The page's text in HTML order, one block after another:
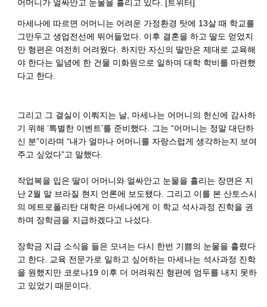
어머니가 얼싸안고 눈물을 흘리고 있다. [트위터]
마세나에 따르면 어머니는 어려운 가정환경 탓에 13살 때 학교를
그만두고 생업전선에 뛰어들었다. 이후 결혼을 하고 딸도 얻었지
만 형편은 여전히 어려웠다. 하지만 자신의 딸만은 제대로 교육해
야 한다는 일념에 한 건물 미화원으로 일하며 대학 학비를 마련했
다고 한다.
그리고 그 결실이 이뤄지는 날, 마세나는 어머니의 헌신에 감사하
기 위해 ‘특별한 이벤트’를 준비했다. 그는 “어머니는 정말 대단하
신 분”이라며 “내가 얼마나 어머니를 자랑스럽게 생각하는지 보여
주고 싶었다”고 말했다.
작업복을 입은 딸이 어머니와 얼싸안고 눈물을 흘리는 장면은 지
난 2월 말 브라질 현지 언론에 보도됐다. 그리고 이를 본 산토스시
의 메트로폴리탄 대학은 마세나에게 이 학교 석사과정 진학을 권
하며 장학금을 지급하겠다고 나섰다.
장학금 지급 소식을 들은 모녀는 다시 한번 기쁨의 눈물을 흘렸다
고 한다. 교육 전문가로 일하고 싶어하는 마세나는 석사과정 진학
을 원했지만 코로나19 이후 더 어려워진 형편에 엄두를 내지 못하
고 있었기 때문이다.